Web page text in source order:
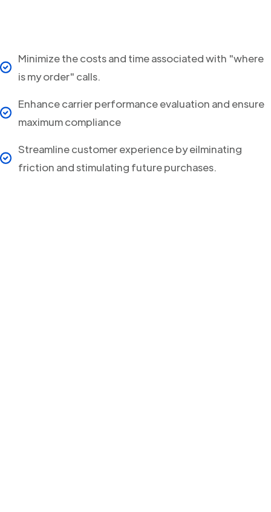
Minimize the costs and time associated with "where
is my order" calls.
Enhance carrier performance evaluation and ensure
maximum compliance
Streamline customer experience by eilminating
friction and stimulating future purchases.